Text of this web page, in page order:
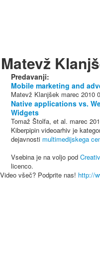
Matevž
Predavanji:
Mobile marketing and
Matevž Klanjšek marec 2010
Native applications vs.
Widgets
Tomaž Štolfa, et al. marec
Kiberpipin videoarhiv je
dejavnosti multimedijskega
Vsebina je na voljo pod
licenco.
Video všeč? Podprite nas! http://